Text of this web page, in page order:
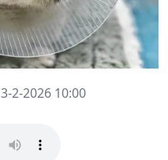
3-2-2026 10:00